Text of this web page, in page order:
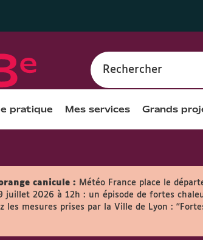
Rechercher
pratique Mes services Grands
canicule : Météo France place le
juillet 2026 à 12h : un épisode de fortes
les mesures prises par la Ville de Lyon :